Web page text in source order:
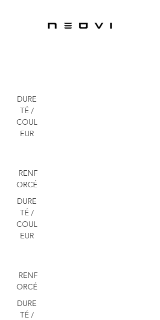
DURE
TÉ /
COUL
EUR
RENF
ORCÉ
DURE
TÉ /
COUL
EUR
RENF
ORCÉ
DURE
TÉ /